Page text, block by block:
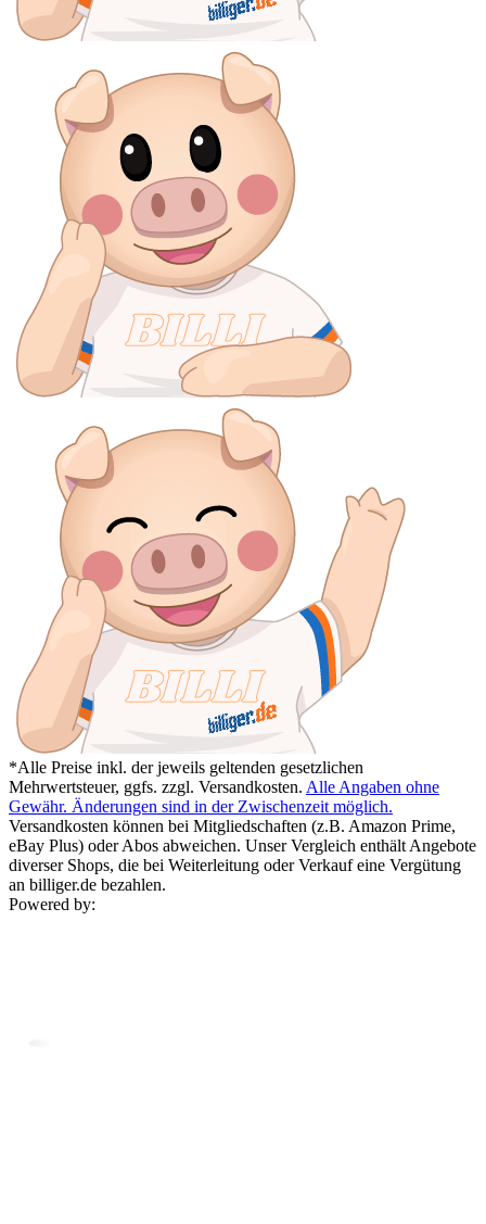
*Alle Preise inkl. der jeweils geltenden gesetzlichen
Mehrwertsteuer, ggfs. zzgl. Versandkosten. Alle Angaben ohne
Gewähr. Änderungen sind in der Zwischenzeit möglich.
Versandkosten können bei Mitgliedschaften (z.B. Amazon Prime,
eBay Plus) oder Abos abweichen. Unser Vergleich enthält Angebote
diverser Shops, die bei Weiterleitung oder Verkauf eine Vergütung
an billiger.de bezahlen.
Powered by: